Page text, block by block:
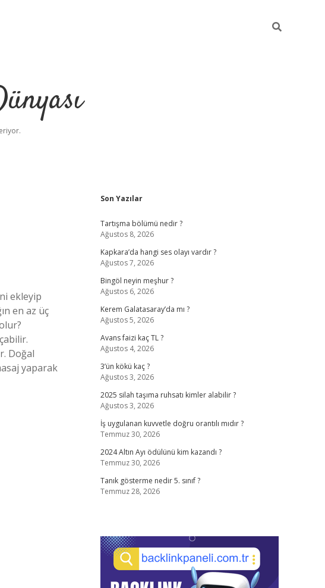
ekleyip
en az üç
Doğal
yaparak
Sidebar
Son Yazılar
Tartışma bölümü nedir ?
Ağustos 8, 2026
Kapkara’da hangi ses olayı vardır ?
Ağustos 7, 2026
Bingöl neyin meşhur ?
Ağustos 6, 2026
Kerem Galatasaray’da mı ?
Ağustos 5, 2026
Avans faizi kaç TL ?
Ağustos 4, 2026
3’ün kökü kaç ?
Ağustos 3, 2026
2025 silah taşıma ruhsatı kimler alabilir ?
Ağustos 3, 2026
İş uygulanan kuvvetle doğru orantılı mıdır ?
Temmuz 30, 2026
2024 Altın Ayı ödülünü kim kazandı ?
Temmuz 30, 2026
Tanık gösterme nedir 5. sınıf ?
Temmuz 28, 2026